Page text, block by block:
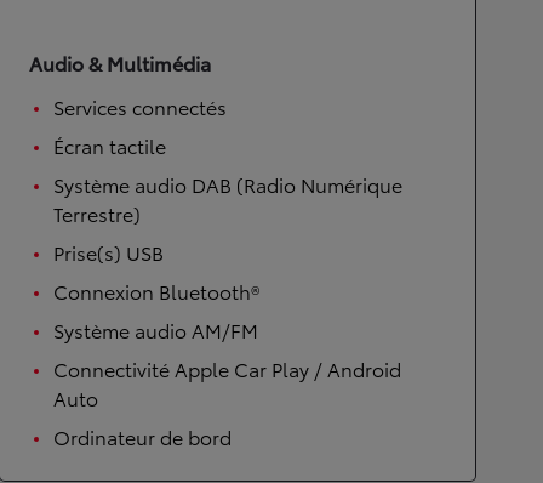
Audio & Multimédia
Services connectés
Écran tactile
Système audio DAB (Radio Numérique
Terrestre)
Prise(s) USB
Connexion Bluetooth®
Système audio AM/FM
Connectivité Apple Car Play / Android
Auto
Ordinateur de bord